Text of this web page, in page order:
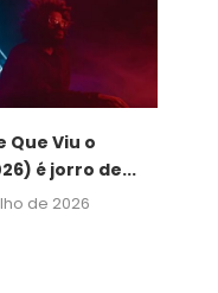
Que Viu o
é jorro de...
de 2026